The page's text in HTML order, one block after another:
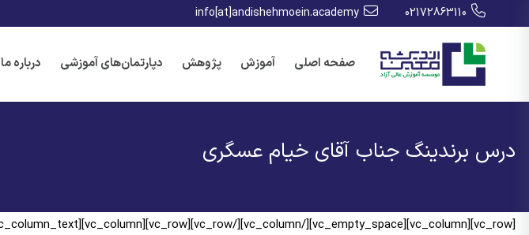
02172863110
info[at]andishehmoein.academy
صفحه اصلی آموزش پژوهش دپارتمان‌های آموزشی درباره ما
درس برندینگ جناب آقای خیام عسگری
[vc_row][vc_column][vc_empty_space][/vc_column][/vc_row][vc_row][vc_column][vc_column_text]